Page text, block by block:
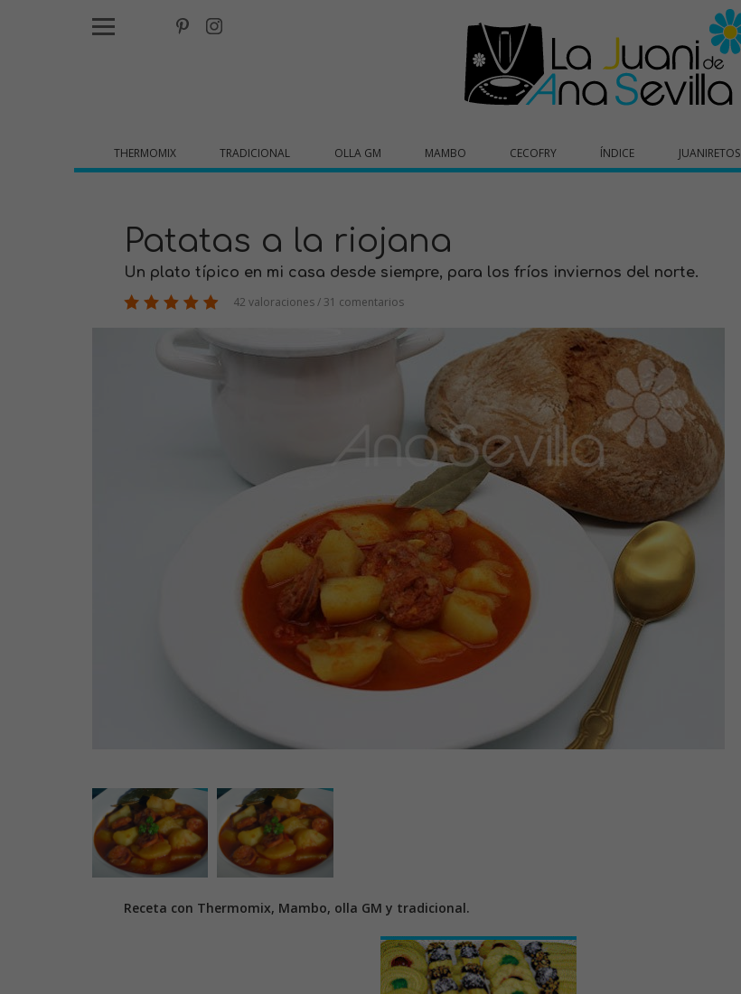
THERMOMIX TRADICIONAL OLLA GM MAMBO CECOFRY ÍNDICE JUANIRETOS
Patatas a la riojana
Un plato típico en mi casa desde siempre, para los fríos inviernos del norte.
42 valoraciones / 31 comentarios
Receta con Thermomix, Mambo, olla GM y tradicional.